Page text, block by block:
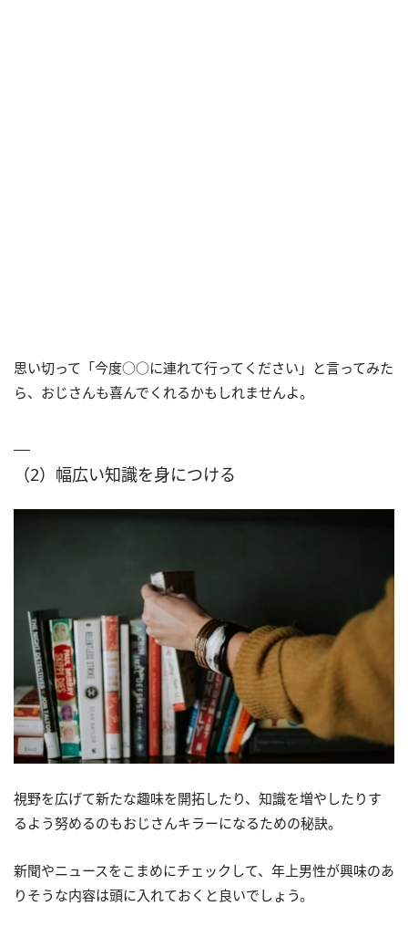
思い切って「今度○○に連れて行ってください」と言ってみた
ら、おじさんも喜んでくれるかもしれませんよ。
（2）幅広い知識を身につける
視野を広げて新たな趣味を開拓したり、知識を増やしたりす
るよう努めるのもおじさんキラーになるための秘訣。
新聞やニュースをこまめにチェックして、年上男性が興味のあ
りそうな内容は頭に入れておくと良いでしょう。